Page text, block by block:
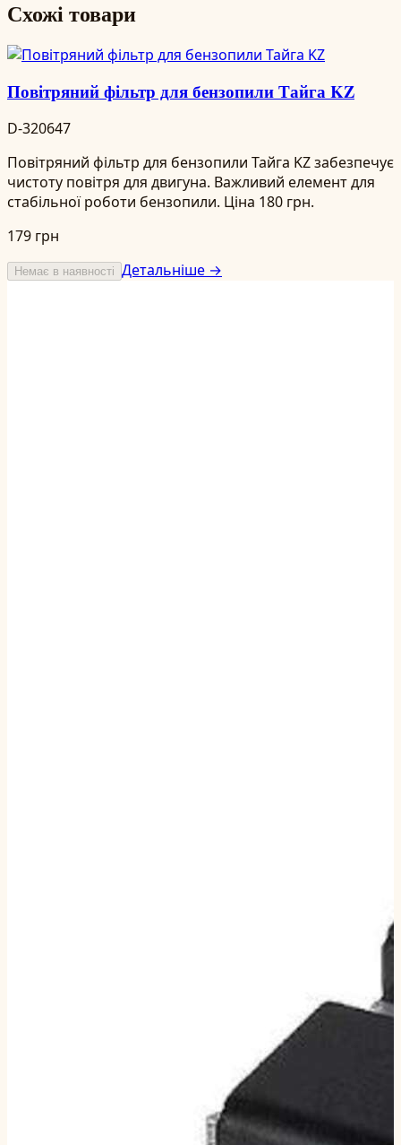
Схожі товари
Повітряний фільтр для бензопили Тайга KZ
D-320647
Повітряний фільтр для бензопили Тайга KZ забезпечує
чистоту повітря для двигуна. Важливий елемент для
стабільної роботи бензопили. Ціна 180 грн.
179 грн
Немає в наявності Детальніше →